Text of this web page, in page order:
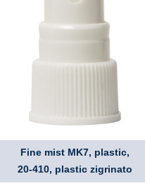
Fine mist MK7, plastic,
20-410, plastic zigrinato